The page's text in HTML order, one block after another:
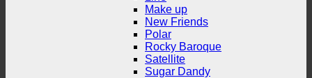
Make up
New Friends
Polar
Rocky Baroque
Satellite
Sugar Dandy